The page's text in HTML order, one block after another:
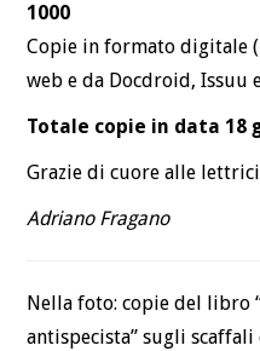
1000
Copie in formato digitale
web e da Docdroid, Issuu
Totale copie in data 18
Grazie di cuore alle
Adriano Fragano
Nella foto: copie del libro
antispecista” sugli